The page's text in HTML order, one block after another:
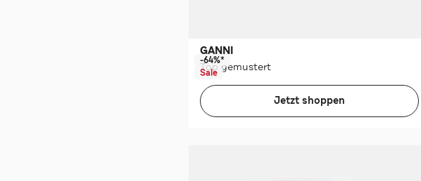
GANNI
Top gemustert
-64%*
Sale
Jetzt shoppen